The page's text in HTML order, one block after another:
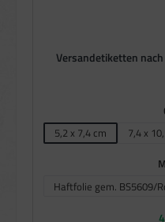
Versandetiketten
5,2 x 7,4 cm
7,4 x
Haftfolie gem. BS5609/